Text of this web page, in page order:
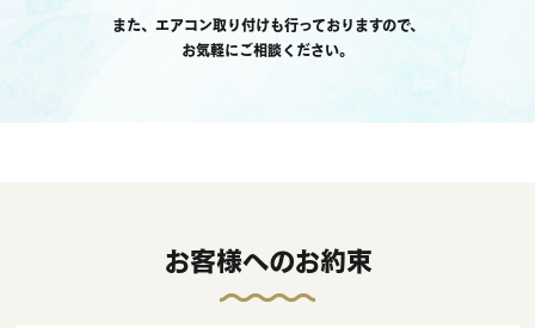
また、エアコン取り付けも行っておりますので、
お気軽にご相談ください。
お客様へのお約束